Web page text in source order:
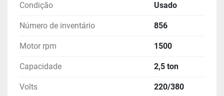
Condição Usado
Número de inventário 856
Motor rpm 1500
Capacidade 2,5 ton
Volts 220/380